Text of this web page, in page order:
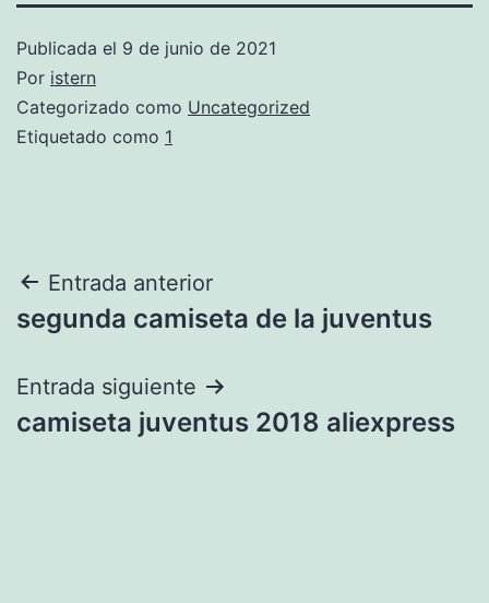
Publicada el 9 de junio de 2021
Por istern
Categorizado como Uncategorized
Etiquetado como 1
Navegación
de
entradas
Entrada anterior
segunda camiseta de la juventus
Entrada siguiente
camiseta juventus 2018 aliexpress